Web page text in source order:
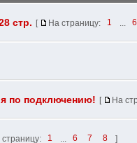
стр. [ На страницу: 1
по подключению! [ На
1 6 7 8 ]